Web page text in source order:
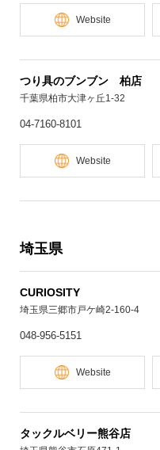
Website
つり具のブンブン 柏店
千葉県柏市大津ヶ丘1-32
04-7160-8101
Website
埼玉県
CURIOSITY
埼玉県三郷市戸ケ崎2-160-4
048-956-5151
Website
タックルベリー熊谷店